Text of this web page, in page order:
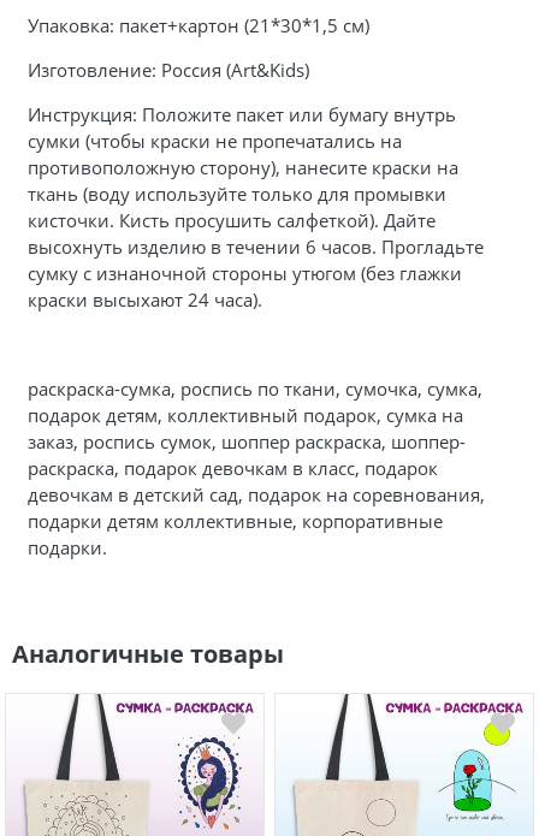
Упаковка: пакет+картон (21*30*1,5 см)
Изготовление: Россия (Art&Kids)
Инструкция: Положите пакет или бумагу внутрь
сумки (чтобы краски не пропечатались на
противоположную сторону), нанесите краски на
ткань (воду используйте только для промывки
кисточки. Кисть просушить салфеткой). Дайте
высохнуть изделию в течении 6 часов. Прогладьте
сумку с изнаночной стороны утюгом (без глажки
краски высыхают 24 часа).
раскраска-сумка, роспись по ткани, сумочка, сумка,
подарок детям, коллективный подарок, сумка на
заказ, роспись сумок, шоппер раскраска, шоппер-
раскраска, подарок девочкам в класс, подарок
девочкам в детский сад, подарок на соревнования,
подарки детям коллективные, корпоративные
подарки.
Аналогичные товары